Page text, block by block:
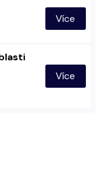
Více
Více